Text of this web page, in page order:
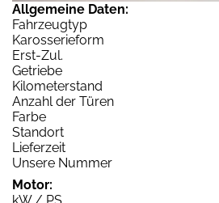
Allgemeine Daten:
Fahrzeugtyp
Karosserieform
Erst-Zul.
Getriebe
Kilometerstand
Anzahl der Türen
Farbe
Standort
Lieferzeit
Unsere Nummer
Motor:
kW / PS